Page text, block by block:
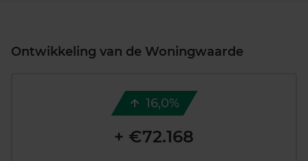
Ontwikkeling van de Woningwaarde
16,0%
+ €72.168